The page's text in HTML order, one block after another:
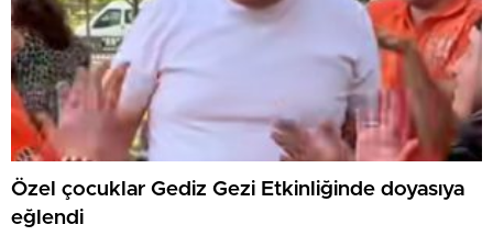
Özel çocuklar Gediz Gezi Etkinliğinde doyasıya
eğlendi